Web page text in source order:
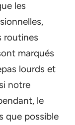
les
routines
marqués
lourds et
notre
le
que possible